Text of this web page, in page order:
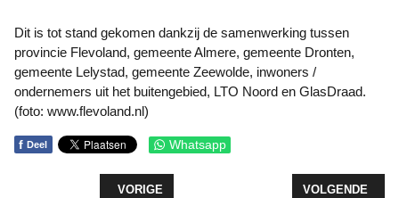
Dit is tot stand gekomen dankzij de samenwerking tussen
provincie Flevoland, gemeente Almere, gemeente Dronten,
gemeente Lelystad, gemeente Zeewolde, inwoners /
ondernemers uit het buitengebied, LTO Noord en GlasDraad.
(foto: www.flevoland.nl)
f Deel Whatsapp
VORIG ARTIKEL: VERNIEUWEND INITIATIEF
VORIGE VOLGENDE
VOLGENDE